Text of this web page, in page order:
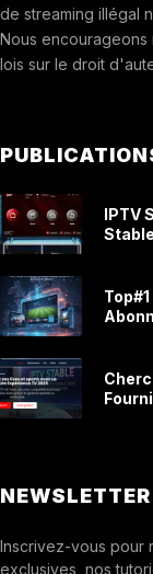
de streaming illégal
Nous encourageons
lois sur le droit
IPTV
NEWSLETTER
Inscrivez-vous pour
exclusives, nos